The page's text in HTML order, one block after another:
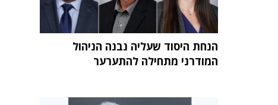
הנחת היסוד שעליה נבנה הניהול
המודרני מתחילה להתערער